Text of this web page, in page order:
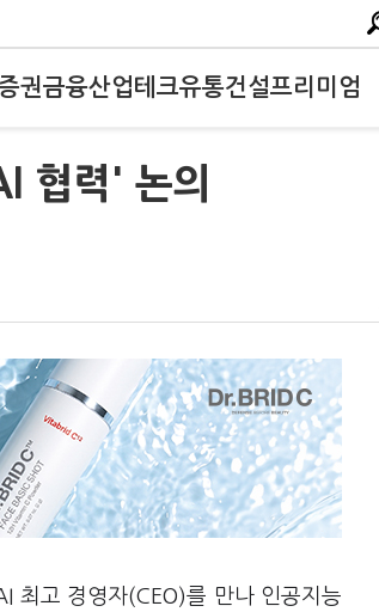
권금융산업테크유통건설프리미엄
협력' 논의
최고 경영자(CEO)를 만나 인공지능